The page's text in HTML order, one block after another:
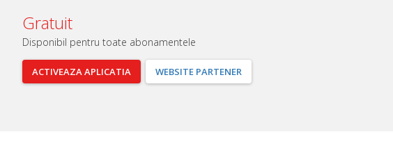
Gratuit
Disponibil pentru toate abonamentele
ACTIVEAZAAPLICATIA WEBSITE PARTENER